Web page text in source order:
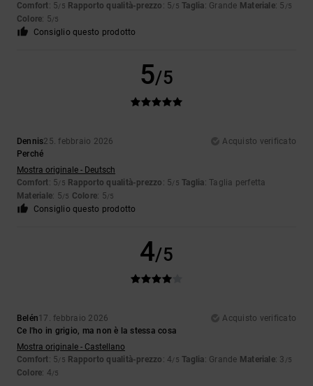
Comfort: 5/5 Rapporto qualità-prezzo : 5/5 Taglia: Grande Materiale: 5 /5
Colore: 5/5
Consiglio questo prodotto
5/5
Dennis25. febbraio 2026
Acquisto verificato
Perché
Mostra originale - Deutsch
Comfort: 5/5 Rapporto qualità-prezzo : 5/5 Taglia: Taglia perfetta
Materiale: 5/5 Colore: 5/5
Consiglio questo prodotto
4/5
Belén17. febbraio 2026
Acquisto verificato
Ce l'ho in grigio, ma non è la stessa cosa
Mostra originale - Castellano
Comfort: 5/5 Rapporto qualità-prezzo : 4/5 Taglia: Grande Materiale: 3 /5
Colore: 4/5